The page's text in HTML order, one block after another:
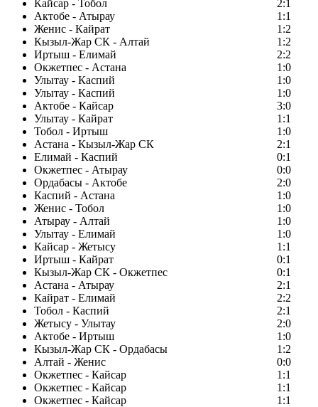
Кайсар - Тобол
2:1
Актобе - Атырау
1:1
Женис - Кайрат
1:2
Кызыл-Жар СК - Алтай
1:2
Иртыш - Елимай
2:2
Окжетпес - Астана
1:0
Улытау - Каспий
1:0
Улытау - Каспий
1:0
Актобе - Кайсар
3:0
Улытау - Кайрат
1:1
Тобол - Иртыш
1:0
Астана - Кызыл-Жар СК
2:1
Елимай - Каспий
0:1
Окжетпес - Атырау
0:0
Ордабасы - Актобе
2:0
Каспий - Астана
1:0
Женис - Тобол
1:0
Атырау - Алтай
1:0
Улытау - Елимай
1:0
Кайсар - Жетысу
1:1
Иртыш - Кайрат
0:1
Кызыл-Жар СК - Окжетпес
0:1
Астана - Атырау
2:1
Кайрат - Елимай
2:2
Тобол - Каспий
2:1
Жетысу - Улытау
2:0
Актобе - Иртыш
1:0
Кызыл-Жар СК - Ордабасы
1:2
Алтай - Женис
0:0
Окжетпес - Кайсар
1:1
Окжетпес - Кайсар
1:1
Окжетпес - Кайсар
1:1